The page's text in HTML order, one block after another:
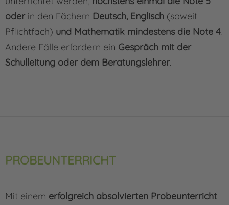
oder in den Fächern Deutsch, Englisch (soweit
Pflichtfach) und Mathematik mindestens die Note 4.
Andere Fälle erfordern ein Gespräch mit der
Schulleitung oder dem Beratungslehrer.
PROBEUNTERRICHT
Mit einem erfolgreich absolvierten Probeunterricht